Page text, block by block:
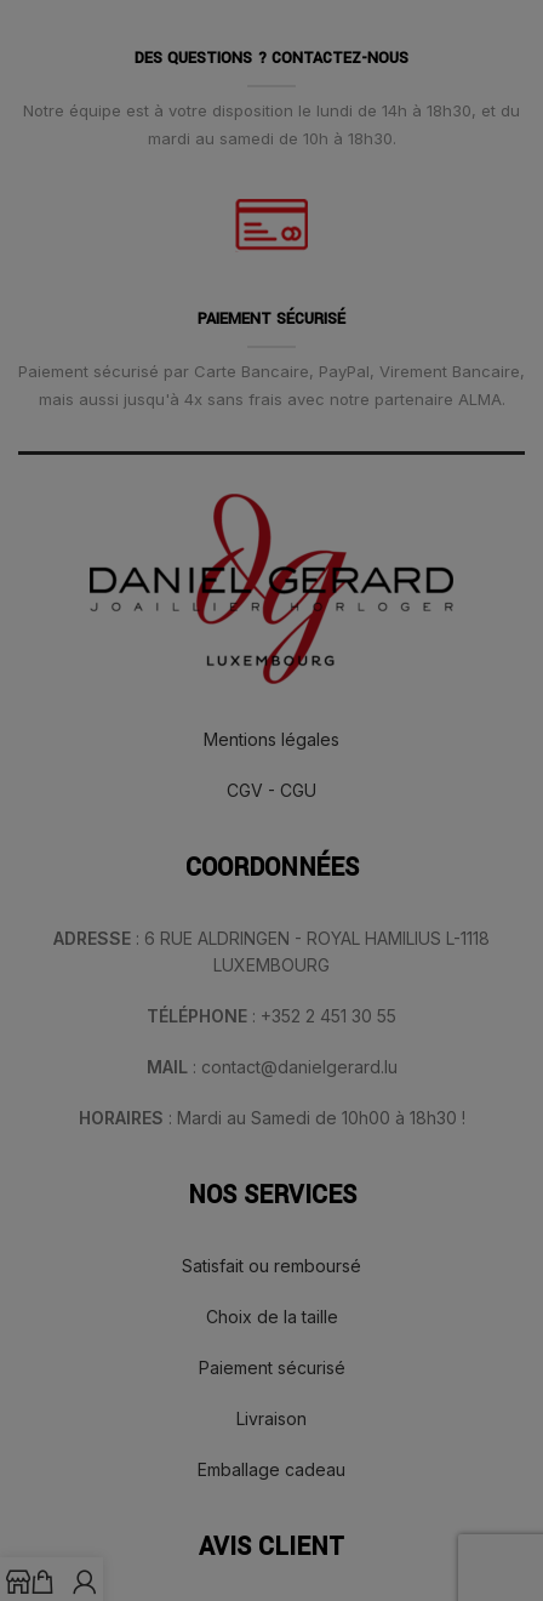
DES QUESTIONS ? CONTACTEZ-NOUS
Notre équipe est à votre disposition le lundi de 14h à 18h30, et du
mardi au samedi de 10h à 18h30.
PAIEMENT SÉCURISÉ
Paiement sécurisé par Carte Bancaire, PayPal, Virement Bancaire,
mais aussi jusqu'à 4x sans frais avec notre partenaire ALMA.
Mentions légales
CGV - CGU
COORDONNÉES
ADRESSE : 6 RUE ALDRINGEN - ROYAL HAMILIUS L-1118
LUXEMBOURG
TÉLÉPHONE : +352 2 451 30 55
MAIL : contact@danielgerard.lu
HORAIRES : Mardi au Samedi de 10h00 à 18h30 !
NOS SERVICES
Satisfait ou remboursé
Choix de la taille
Paiement sécurisé
Livraison
Emballage cadeau
AVIS CLIENT